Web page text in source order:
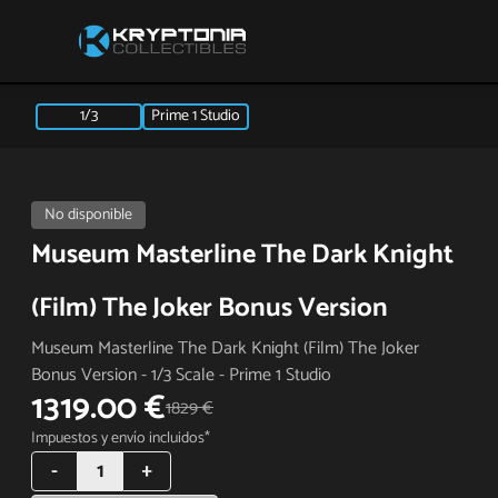
1/3 Prime 1 Studio
No disponible
Museum Masterline The Dark Knight
(Film) The Joker Bonus Version
Museum Masterline The Dark Knight (Film) The Joker
Bonus Version - 1/3 Scale - Prime 1 Studio
1319.00 €1829 €
Impuestos y envío incluidos*
- 1 +